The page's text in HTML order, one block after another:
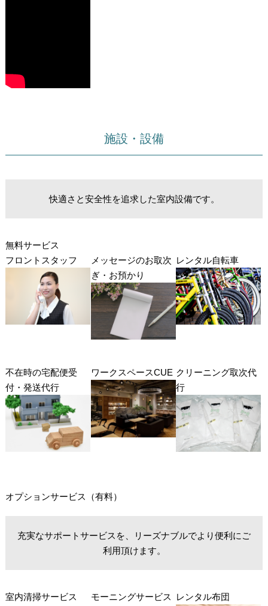
施設・設備
快適さと安全性を追求した室内設備です。
無料サービス
フロントスタッフ
メッセージのお取次
ぎ・お預かり
レンタル自転車
不在時の宅配便受
付・発送代行
ワークスペースCUE クリーニング取次代
行
オプションサービス（有料）
充実なサポートサービスを、リーズナブルでより便利にご
利用頂けます。
室内清掃サービス
モーニングサービス
レンタル布団